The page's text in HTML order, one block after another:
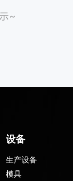
设备
生产设备
模具